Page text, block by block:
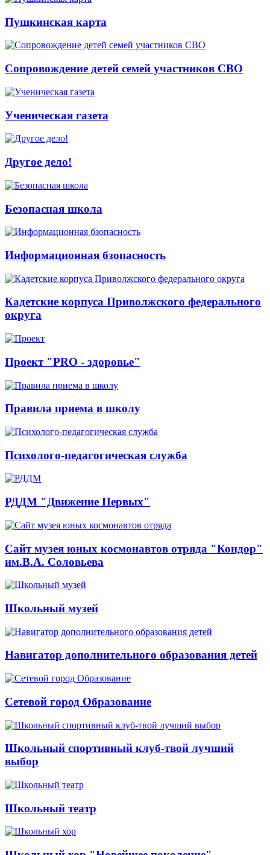
Пушкинская карта
Сопровождение детей семей участников СВО
Ученическая газета
Другое дело!
Безопасная школа
Информационная бзопасность
Кадетские корпуса Приволжского федерального
округа
Проект "PRO - здоровье"
Правила приема в школу
Психолого-педагогическая служба
РДДМ "Движение Первых"
Сайт музея юных космонавтов отряда "Кондор"
им.В.А. Соловьева
Школьный музей
Навигатор дополнительного образования детей
Сетевой город Образование
Школьный спортивный клуб-твой лучший
выбор
Школьный театр